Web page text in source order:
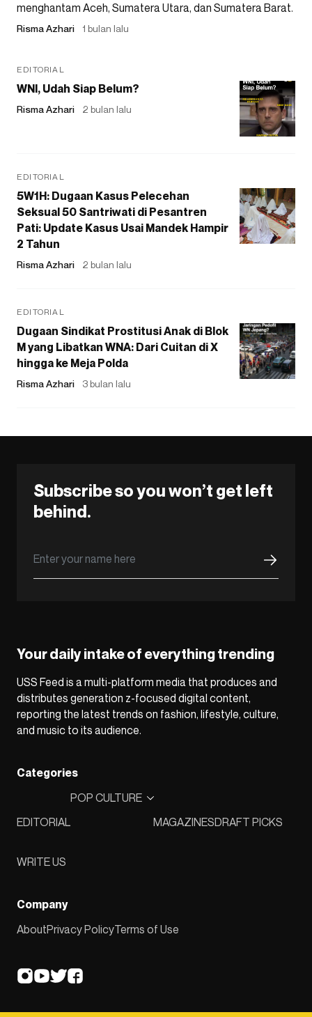
menghantam Aceh, Sumatera Utara, dan Sumatera Barat.
Risma Azhari 1 bulan lalu
EDITORIAL
WNI, Udah Siap Belum?
Risma Azhari 2 bulan lalu
EDITORIAL
5W1H: Dugaan Kasus Pelecehan
Seksual 50 Santriwati di Pesantren
Pati: Update Kasus Usai Mandek Hampir
2 Tahun
Risma Azhari 2 bulan lalu
EDITORIAL
Dugaan Sindikat Prostitusi Anak di Blok
M yang Libatkan WNA: Dari Cuitan di X
hingga ke Meja Polda
Risma Azhari 3 bulan lalu
Subscribe so you won’t get left
behind.
Your daily intake of everything trending
USS Feed is a multi-platform media that produces and
distributes generation z-focused digital content,
reporting the latest trends on fashion, lifestyle, culture,
and music to its audience.
Categories
EDITORIAL
POP CULTURE
MAGAZINESDRAFT PICKS
WRITE US
Company
AboutPrivacy PolicyTerms of Use